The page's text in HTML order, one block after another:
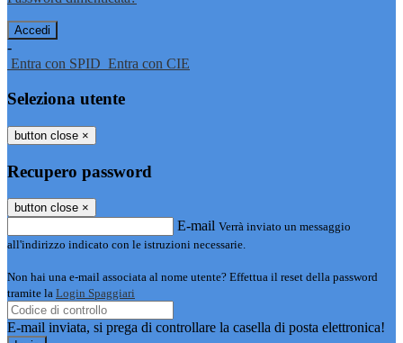
-
Entra con SPID Entra con CIE
Seleziona utente
button close ×
Recupero password
button close ×
E-mail Verrà inviato un messaggio
all'indirizzo indicato con le istruzioni necessarie.
Non hai una e-mail associata al nome utente? Effettua il reset della password
tramite la Login Spaggiari
E-mail inviata, si prega di controllare la casella di posta elettronica!